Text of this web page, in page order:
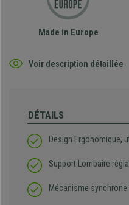
Made in Europe
Voir description détaillée
DÉTAILS
Design Ergonomique,
Support Lombaire
Mécanisme